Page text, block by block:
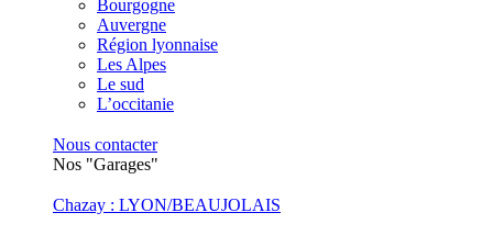
Bourgogne
Auvergne
Région lyonnaise
Les Alpes
Le sud
L’occitanie
Nous contacter
Nos "Garages"
Chazay : LYON/BEAUJOLAIS